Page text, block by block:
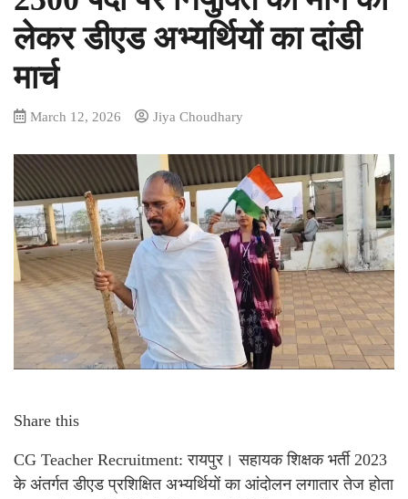
लेकर डीएड अभ्यर्थियों का दांडी
मार्च
March 12, 2026 Jiya Choudhary
Share this
CG Teacher Recruitment: रायपुर। सहायक शिक्षक भर्ती 2023
के अंतर्गत डीएड प्रशिक्षित अभ्यर्थियों का आंदोलन लगातार तेज होता